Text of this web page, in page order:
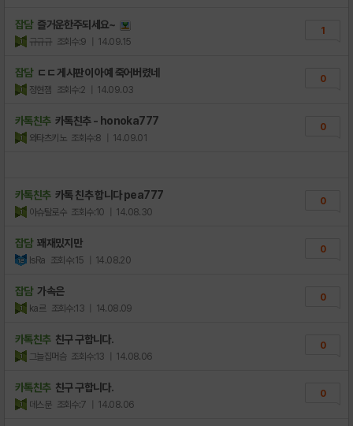
잡담 즐거운한주되세요~
규규규 조회수:9 | 14.09.15
1
잡담 ㄷㄷ 게시판이 아예 죽어버렸네
정현잼 조회수:2 | 14.09.03
0
카톡친추 카톡친추 - honoka777
와타츠키노 조회수:8 | 14.09.01
0
카톡친추 카톡 친추 합니다 pea777
아슈탈로수 조회수:10 | 14.08.30
0
잡담 꽤재밌지만
IsRa 조회수:15 | 14.08.20
0
잡담 가속은
ka르 조회수:13 | 14.08.09
0
카톡친추 친구 구합니다.
그늘집머슴 조회수:13 | 14.08.06
0
카톡친추 친구 구합니다.
데스문 조회수:7 | 14.08.06
0